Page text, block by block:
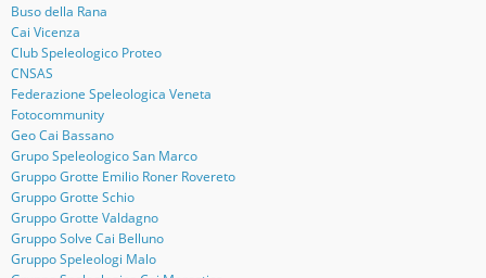
Buso della Rana
Cai Vicenza
Club Speleologico Proteo
CNSAS
Federazione Speleologica Veneta
Fotocommunity
Geo Cai Bassano
Grupo Speleologico San Marco
Gruppo Grotte Emilio Roner Rovereto
Gruppo Grotte Schio
Gruppo Grotte Valdagno
Gruppo Solve Cai Belluno
Gruppo Speleologi Malo